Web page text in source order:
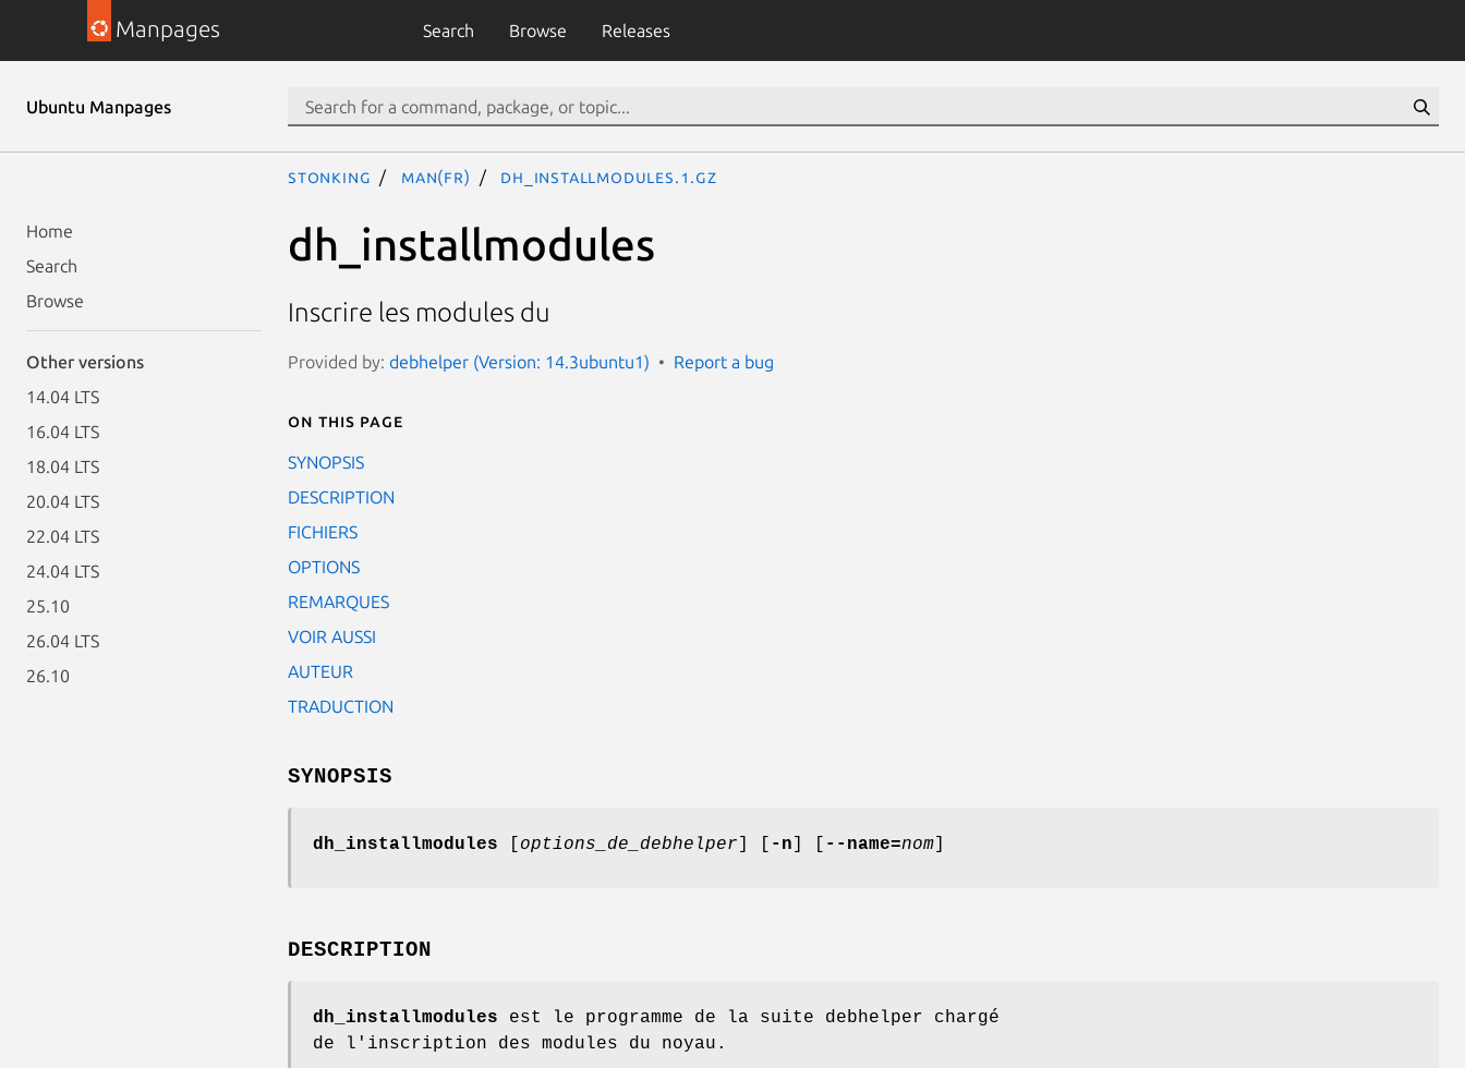
Manpages Search Browse Releases
Ubuntu Manpages
Home
Search
Browse
Other versions
14.04 LTS
16.04 LTS
18.04 LTS
20.04 LTS
22.04 LTS
24.04 LTS
25.10
26.04 LTS
26.10
stonking man(fr) dh_installmodules.1.gz
dh_installmodules
Inscrire les modules du
Provided by: debhelper (Version: 14.3ubuntu1) Report a bug
On this page
SYNOPSIS
DESCRIPTION
FICHIERS
OPTIONS
REMARQUES
VOIR AUSSI
AUTEUR
TRADUCTION
SYNOPSIS
dh_installmodules options_de_debhelper -n --name=nom
DESCRIPTION
dh_installmodules est le programme de la suite debhelper chargé
de l'inscription des modules du noyau.